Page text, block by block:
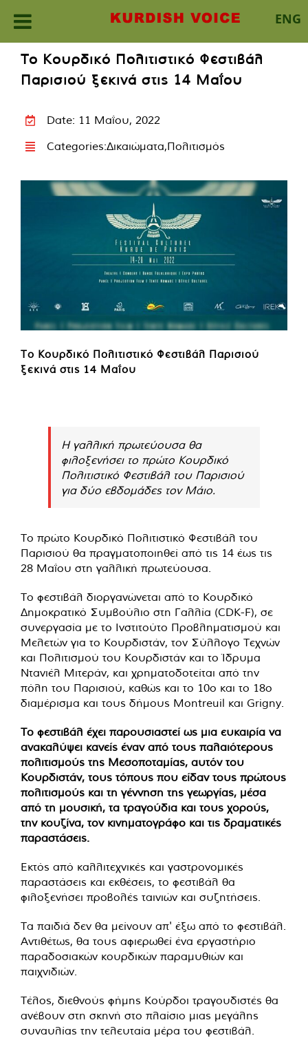
ENG
content
Το Κουρδικό Πολιτιστικό Φεστιβάλ
Παρισιού ξεκινά στις 14 Μαΐου
Date: 11 Μαΐου, 2022
Categories:Δικαιώματα,Πολιτισμός
Το Κουρδικό Πολιτιστικό Φεστιβάλ Παρισιού
ξεκινά στις 14 Μαΐου
Η γαλλική πρωτεύουσα θα
φιλοξενήσει το πρώτο Κουρδικό
Πολιτιστικό Φεστιβάλ του Παρισιού
για δύο εβδομάδες τον Μάιο.
Το πρώτο Κουρδικό Πολιτιστικό Φεστιβάλ του
Παρισιού θα πραγματοποιηθεί από τις 14 έως τις
28 Μαΐου στη γαλλική πρωτεύουσα.
Το φεστιβάλ διοργανώνεται από το Κουρδικό
Δημοκρατικό Συμβούλιο στη Γαλλία (CDK-F), σε
συνεργασία με το Ινστιτούτο Προβληματισμού και
Μελετών για το Κουρδιστάν, τον Σύλλογο Τεχνών
και Πολιτισμού του Κουρδιστάν και το Ίδρυμα
Ντανιέλ Μιτεράν, και χρηματοδοτείται από την
πόλη του Παρισιού, καθώς και το 10ο και το 18ο
διαμέρισμα και τους δήμους Montreuil και Grigny.
Το φεστιβάλ έχει παρουσιαστεί ως μια ευκαιρία να
ανακαλύψει κανείς έναν από τους παλαιότερους
πολιτισμούς της Μεσοποταμίας, αυτόν του
Κουρδιστάν, τους τόπους που είδαν τους πρώτους
πολιτισμούς και τη γέννηση της γεωργίας, μέσα
από τη μουσική, τα τραγούδια και τους χορούς,
την κουζίνα, τον κινηματογράφο και τις δραματικές
παραστάσεις.
Εκτός από καλλιτεχνικές και γαστρονομικές
παραστάσεις και εκθέσεις, το φεστιβάλ θα
φιλοξενήσει προβολές ταινιών και συζητήσεις.
Τα παιδιά δεν θα μείνουν απ' έξω από το φεστιβάλ.
Αντιθέτως, θα τους αφιερωθεί ένα εργαστήριο
παραδοσιακών κουρδικών παραμυθιών και
παιχνιδιών.
Τέλος, διεθνούς φήμης Κούρδοι τραγουδιστές θα
ανέβουν στη σκηνή στο πλαίσιο μιας μεγάλης
συναυλίας την τελευταία μέρα του φεστιβάλ.